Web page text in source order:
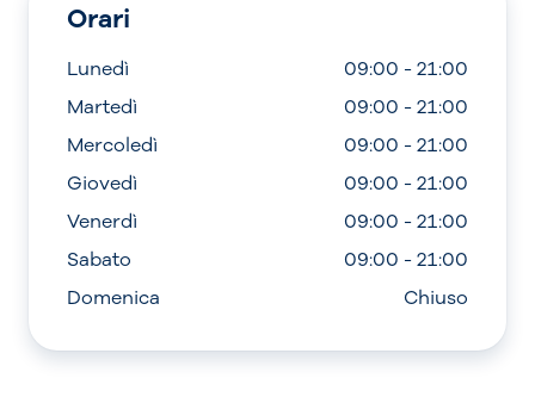
Orari
Lunedì
09:00 - 21:00
Martedì
09:00 - 21:00
Mercoledì
09:00 - 21:00
Giovedì
09:00 - 21:00
Venerdì
09:00 - 21:00
Sabato
09:00 - 21:00
Domenica
Chiuso